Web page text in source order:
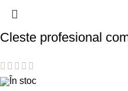
Cleste profesional
În stoc